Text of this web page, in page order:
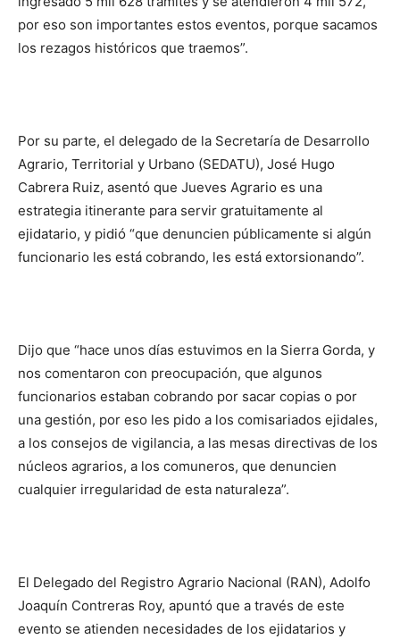
por eso son importantes estos eventos, porque sacamos
los rezagos históricos que traemos”.
Por su parte, el delegado de la Secretaría de Desarrollo
Agrario, Territorial y Urbano (SEDATU), José Hugo
Cabrera Ruiz, asentó que Jueves Agrario es una
estrategia itinerante para servir gratuitamente al
ejidatario, y pidió “que denuncien públicamente si algún
funcionario les está cobrando, les está extorsionando”.
Dijo que “hace unos días estuvimos en la Sierra Gorda, y
nos comentaron con preocupación, que algunos
funcionarios estaban cobrando por sacar copias o por
una gestión, por eso les pido a los comisariados ejidales,
a los consejos de vigilancia, a las mesas directivas de los
núcleos agrarios, a los comuneros, que denuncien
cualquier irregularidad de esta naturaleza”.
El Delegado del Registro Agrario Nacional (RAN), Adolfo
Joaquín Contreras Roy, apuntó que a través de este
evento se atienden necesidades de los ejidatarios y